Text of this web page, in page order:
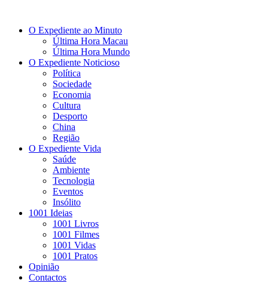
O Expediente ao Minuto
Última Hora Macau
Última Hora Mundo
O Expediente Noticioso
Política
Sociedade
Economia
Cultura
Desporto
China
Região
O Expediente Vida
Saúde
Ambiente
Tecnologia
Eventos
Insólito
1001 Ideias
1001 Livros
1001 Filmes
1001 Vidas
1001 Pratos
Opinião
Contactos